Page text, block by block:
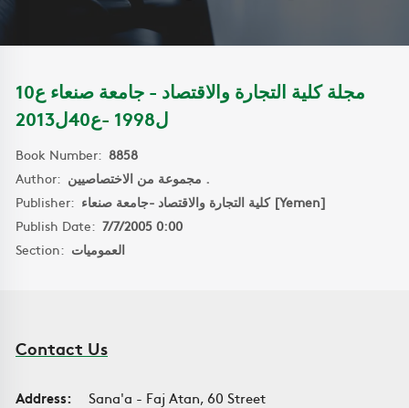
مجلة كلية التجارة والاقتصاد - جامعة صنعاء ع10
ل1998 -ع40ل2013
Book Number: 8858
Author:
مجموعة من الاختصاصيين .
Publisher:
كلية التجارة والاقتصاد -جامعة صنعاء [Yemen]
Publish Date: 7/7/2005 0:00
Section: العموميات
Contact Us
Address:
Sana'a - Faj Atan, 60 Street